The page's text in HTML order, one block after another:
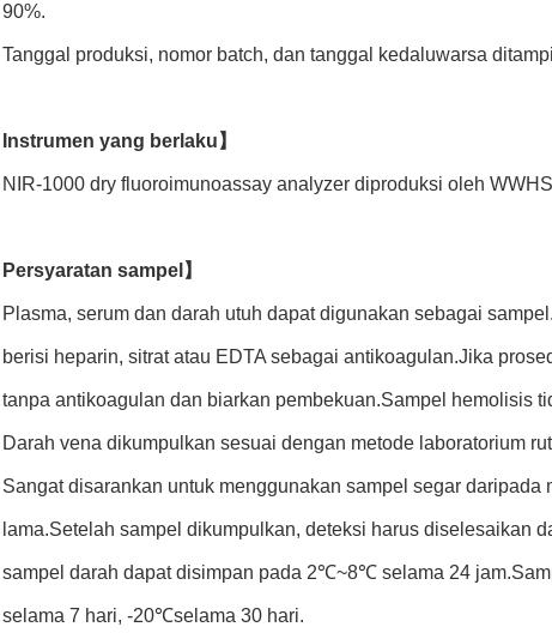
90%.
Tanggal produksi, nomor batch, dan tanggal kedaluwarsa
Instrumen yang berlaku】
NIR-1000 dry fluoroimunoassay analyzer diproduksi oleh
Persyaratan sampel】
Plasma, serum dan darah utuh dapat digunakan sebagai
berisi heparin, sitrat atau EDTA sebagai antikoagulan.Jika
tanpa antikoagulan dan biarkan pembekuan.Sampel hemolisis
Darah vena dikumpulkan sesuai dengan metode laboratorium
Sangat disarankan untuk menggunakan sampel segar
lama.Setelah sampel dikumpulkan, deteksi harus
sampel darah dapat disimpan pada 2℃~8℃ selama 24
selama 7 hari, -20℃selama 30 hari.